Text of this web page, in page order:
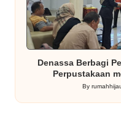
Posted
in
Denassa Berbagi
Perpustakaan
Posted
by
By